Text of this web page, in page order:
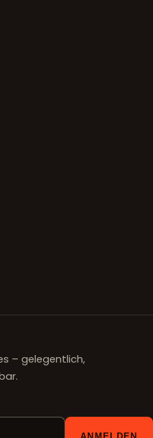
– gelegentlich,